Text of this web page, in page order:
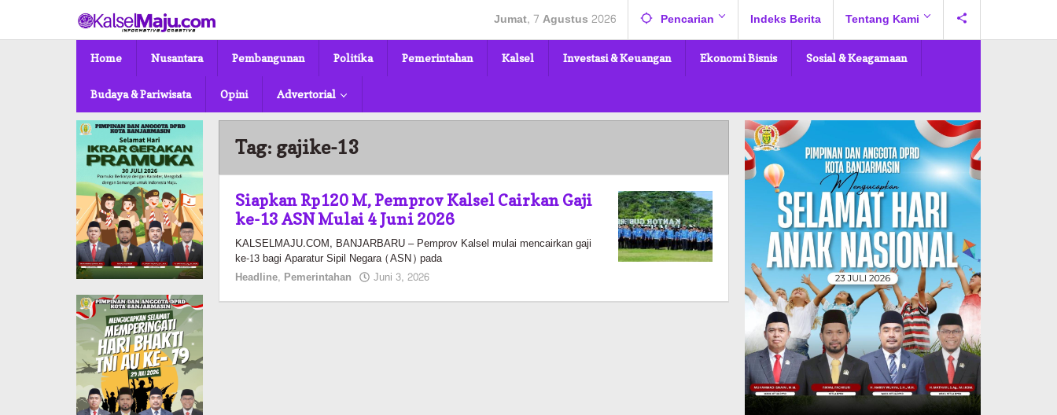
konten
Jumat, 7 Agustus 2026 Pencarian Indeks Berita Tentang Kami
Home Nusantara Pembangunan Politika Pemerintahan Kalsel Investasi & Keuangan Ekonomi Bisnis Sosial & Keagamaan
Budaya & Pariwisata Opini Advertorial
Tag: gajike-13
Siapkan Rp120 M, Pemprov Kalsel Cairkan Gaji
ke-13 ASN Mulai 4 Juni 2026
KALSELMAJU.COM, BANJARBARU – Pemprov Kalsel mulai mencairkan gaji
ke-13 bagi Aparatur Sipil Negara (ASN) pada
Headline, Pemerintahan Juni 3, 2026
Pimred